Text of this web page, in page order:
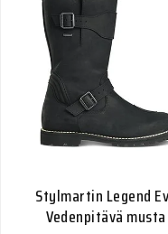
Stylmartin Legend
Vedenpitävä musta